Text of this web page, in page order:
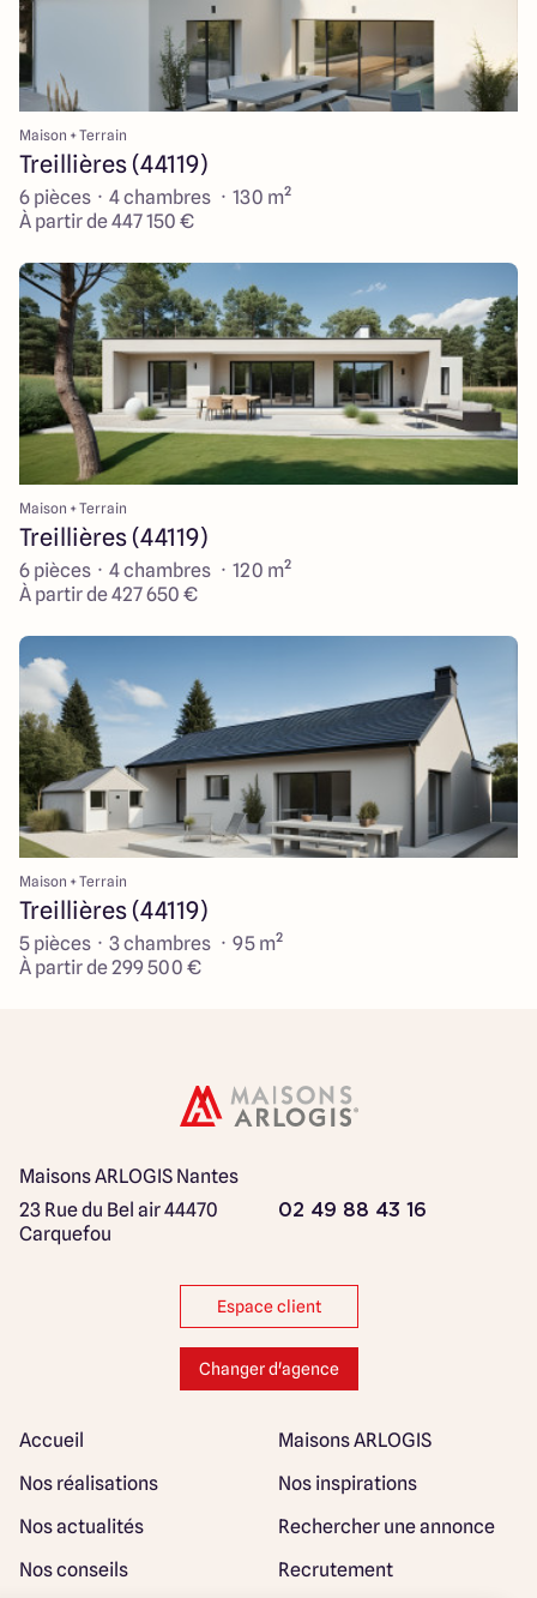
Maison + Terrain
Treillières (44119)
6 pièces · 4 chambres · 130 m²
À partir de 447 150 €
Maison + Terrain
Treillières (44119)
6 pièces · 4 chambres · 120 m²
À partir de 427 650 €
Maison + Terrain
Treillières (44119)
5 pièces · 3 chambres · 95 m²
À partir de 299 500 €
Maisons ARLOGIS Nantes
23 Rue du Bel air44470
Carquefou
02 49 88 43 16
Espace client
Changer d'agence
Accueil
Maisons ARLOGIS
Nos réalisations
Nos inspirations
Nos actualités
Rechercher une annonce
Nos conseils
Recrutement